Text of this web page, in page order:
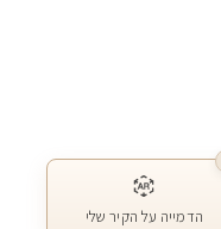
הדמייה על הקיר שלי